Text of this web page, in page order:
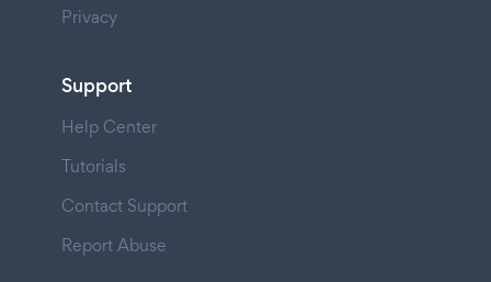
Privacy
Support
Help Center
Tutorials
Contact Support
Report Abuse